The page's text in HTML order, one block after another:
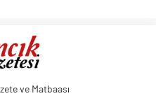
ve Matbaası